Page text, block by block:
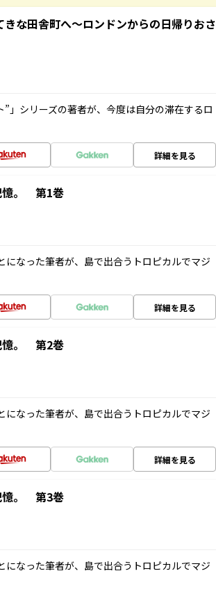
な田舎町へ～ロンドンからの日帰りおさ
」シリーズの著者が、今度は自分の滞在するロ
詳細を見る
憶。 第1巻
なった筆者が、島で出合うトロピカルでマジ
詳細を見る
憶。 第2巻
なった筆者が、島で出合うトロピカルでマジ
詳細を見る
憶。 第3巻
なった筆者が、島で出合うトロピカルでマジ